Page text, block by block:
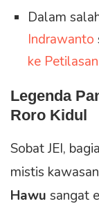
Dalam
Indrawanto
ke
Legenda
Roro Kidul
Sobat JEI,
mistis
Hawu sangat